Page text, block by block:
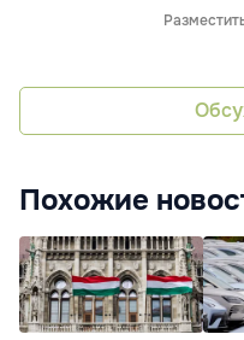
Похожие